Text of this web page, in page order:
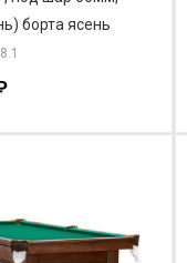
борта ясень